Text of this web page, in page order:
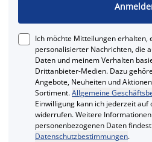
Ich möchte Mitteilungen erhalten,
personalisierter Nachrichten, die
Daten und meinem Verhalten
Drittanbieter-Medien. Dazu
Angebote, Neuheiten und
Sortiment.Allgemeine
Einwilligung kann ich jederzeit auf
widerrufen. Weitere
personenbezogenen Daten
Datenschutzbestimmungen.